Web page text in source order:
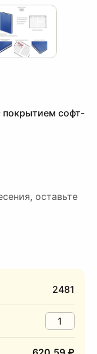
покрытием софт-
оставьте
2481